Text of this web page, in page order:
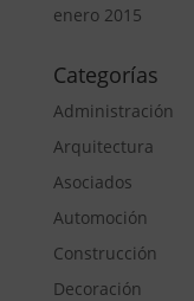
enero 2015
Categorías
Administración
Arquitectura
Asociados
Automoción
Construcción
Decoración